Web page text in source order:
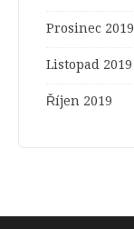
Prosinec 2019
Listopad 2019
Říjen 2019